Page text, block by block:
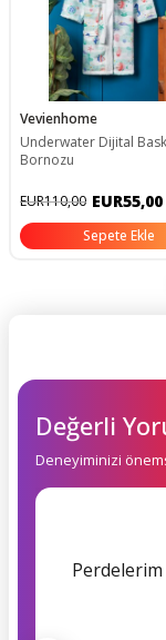
Vevienhome
Underwater Dijital
Bornozu
EUR110,00 EUR55,00
Sepete Ekle
Değerli
Deneyiminizi